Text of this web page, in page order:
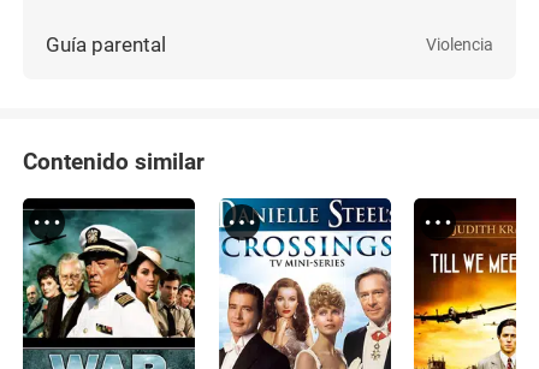
Guía parental Violencia
Contenido similar